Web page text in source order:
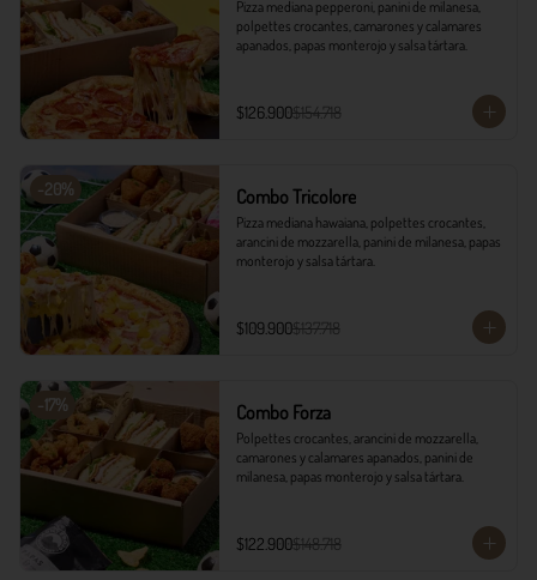
Pizza mediana pepperoni, panini de milanesa,
polpettes crocantes, camarones y calamares
apanados, papas monterojo y salsa tártara.
$126.900$154.718
-20% Combo Tricolore
Pizza mediana hawaiana, polpettes crocantes,
arancini de mozzarella, panini de milanesa, papas
monterojo y salsa tártara.
$109.900$137.718
-17% Combo Forza
Polpettes crocantes, arancini de mozzarella,
camarones y calamares apanados, panini de
milanesa, papas monterojo y salsa tártara.
$122.900$148.718